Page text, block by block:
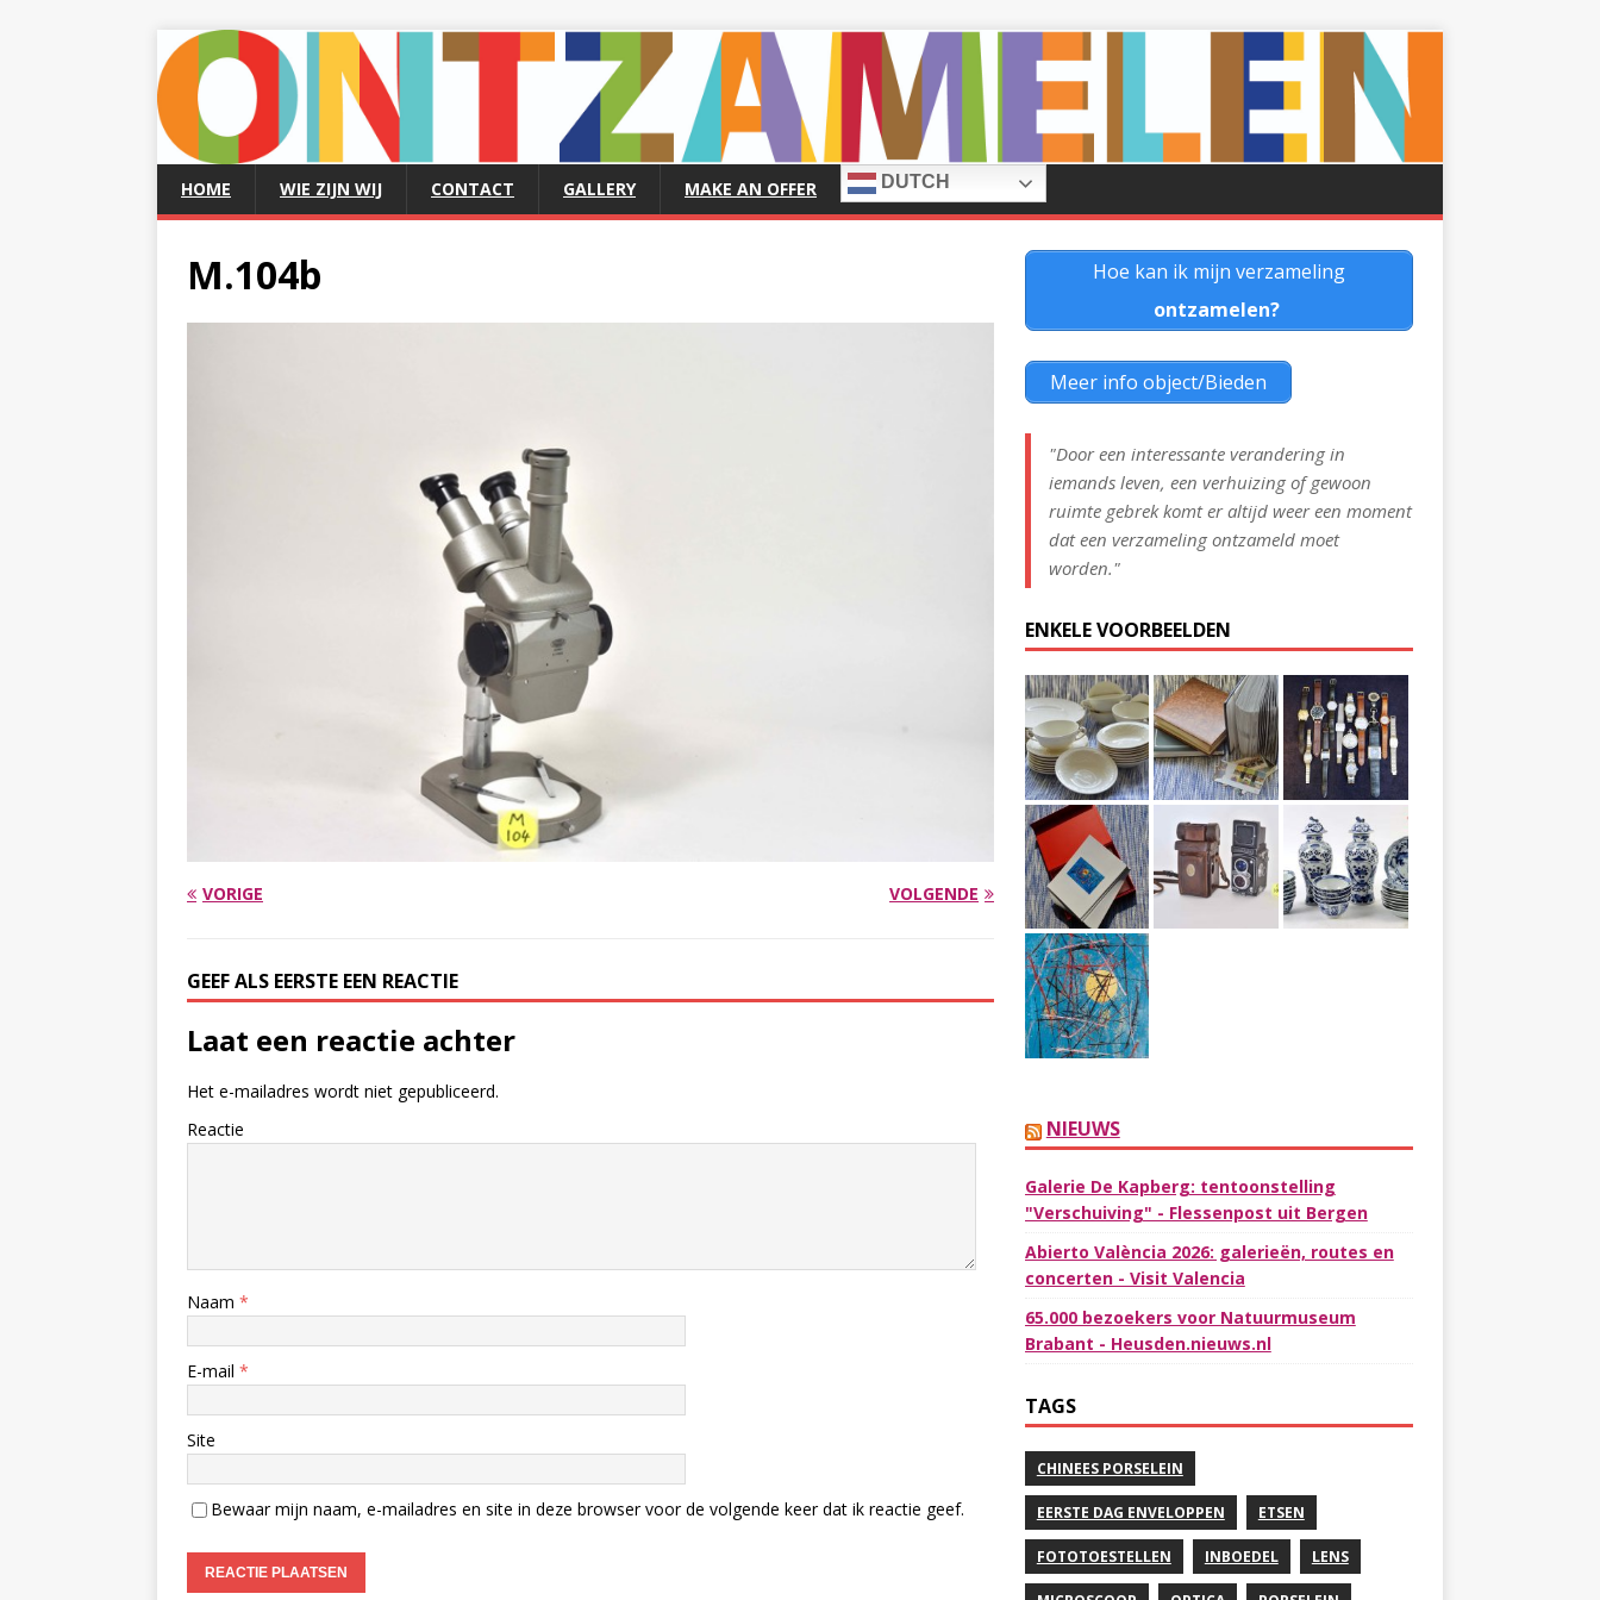
HOME WIE ZIJN WIJ CONTACT GALLERY MAKE AN OFFER DUTCH
M.104b
VORIGE VOLGENDE
GEEF ALS EERSTE EEN REACTIE
Laat een reactie achter
Het e-mailadres wordt niet gepubliceerd.
Reactie
Naam *
E-mail *
Site
Bewaar mijn naam, e-mailadres en site in deze browser voor de volgende keer dat ik reactie geef.
Hoe kan ik mijn verzameling
ontzamelen?
Meer info object/Bieden
"Door een interessante verandering in
iemands leven, een verhuizing of gewoon
ruimte gebrek komt er altijd weer een moment
dat een verzameling ontzameld moet
worden."
ENKELE VOORBEELDEN
NIEUWS
Galerie De Kapberg: tentoonstelling
"Verschuiving" - Flessenpost uit Bergen
Abierto València 2026: galerieën, routes en
concerten - Visit Valencia
65.000 bezoekers voor Natuurmuseum
Brabant - Heusden.nieuws.nl
TAGS
CHINEES PORSELEIN
EERSTE DAG ENVELOPPEN ETSEN
FOTOTOESTELLEN INBOEDEL LENS